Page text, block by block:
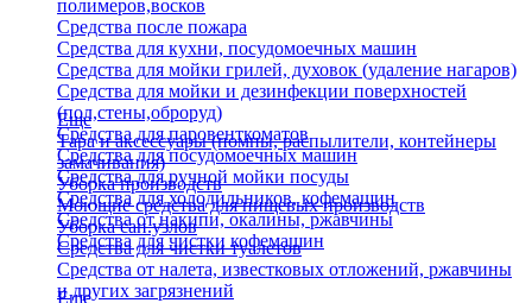
полимеров,восков
Средства после пожара
Средства для кухни, посудомоечных машин
Средства для мойки грилей, духовок (удаление нагаров)
Средства для мойки и дезинфекции поверхностей
(пол,стены,оброруд)
Средства для паровенткоматов
Средства для посудомоечных машин
Средства для ручной мойки посуды
Средства для холодильников, кофемашин
Средства от накипи, окалины, ржавчины
Средства для чистки кофемашин
Еще
Тара и аксессуары (помпы, распылители, контейнеры
замачивания)
Уборка производств
Моющие средства для пищевых производств
Уборка сан.узлов
Средства для чистки туалетов
Средства от налета, известковых отложений, ржавчины
и других загрязнений
Еще